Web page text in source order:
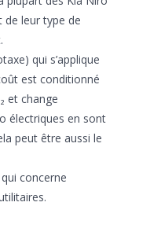
de leur type de
qui s’applique
est conditionné
et change
électriques en sont
peut être aussi le
concerne